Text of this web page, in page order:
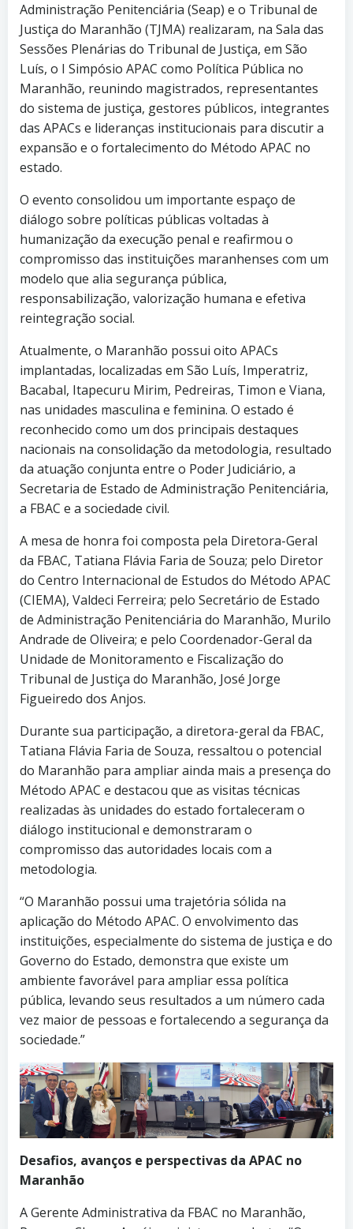
Administração Penitenciária (Seap) e o Tribunal de
Justiça do Maranhão (TJMA) realizaram, na Sala das
Sessões Plenárias do Tribunal de Justiça, em São
Luís, o I Simpósio APAC como Política Pública no
Maranhão, reunindo magistrados, representantes
do sistema de justiça, gestores públicos, integrantes
das APACs e lideranças institucionais para discutir a
expansão e o fortalecimento do Método APAC no
estado.
O evento consolidou um importante espaço de
diálogo sobre políticas públicas voltadas à
humanização da execução penal e reafirmou o
compromisso das instituições maranhenses com um
modelo que alia segurança pública,
responsabilização, valorização humana e efetiva
reintegração social.
Atualmente, o Maranhão possui oito APACs
implantadas, localizadas em São Luís, Imperatriz,
Bacabal, Itapecuru Mirim, Pedreiras, Timon e Viana,
nas unidades masculina e feminina. O estado é
reconhecido como um dos principais destaques
nacionais na consolidação da metodologia, resultado
da atuação conjunta entre o Poder Judiciário, a
Secretaria de Estado de Administração Penitenciária,
a FBAC e a sociedade civil.
A mesa de honra foi composta pela Diretora-Geral
da FBAC, Tatiana Flávia Faria de Souza; pelo Diretor
do Centro Internacional de Estudos do Método APAC
(CIEMA), Valdeci Ferreira; pelo Secretário de Estado
de Administração Penitenciária do Maranhão, Murilo
Andrade de Oliveira; e pelo Coordenador-Geral da
Unidade de Monitoramento e Fiscalização do
Tribunal de Justiça do Maranhão, José Jorge
Figueiredo dos Anjos.
Durante sua participação, a diretora-geral da FBAC,
Tatiana Flávia Faria de Souza, ressaltou o potencial
do Maranhão para ampliar ainda mais a presença do
Método APAC e destacou que as visitas técnicas
realizadas às unidades do estado fortaleceram o
diálogo institucional e demonstraram o
compromisso das autoridades locais com a
metodologia.
“O Maranhão possui uma trajetória sólida na
aplicação do Método APAC. O envolvimento das
instituições, especialmente do sistema de justiça e do
Governo do Estado, demonstra que existe um
ambiente favorável para ampliar essa política
pública, levando seus resultados a um número cada
vez maior de pessoas e fortalecendo a segurança da
sociedade.”
Desafios, avanços e perspectivas da APAC no
Maranhão
A Gerente Administrativa da FBAC no Maranhão,